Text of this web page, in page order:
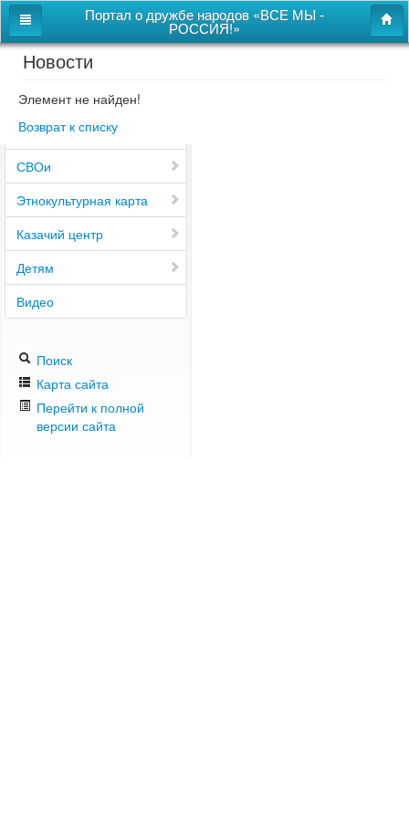
Портал о дружбе народов «ВСЕ МЫ -
РОССИЯ!»
Главная
Дом дружбы народов
Новости
СВОи
Этнокультурная карта
Казачий центр
Детям
Видео
Поиск
Карта сайта
Перейти к полной
версии сайта
Новости
Элемент не найден!
Возврат к списку